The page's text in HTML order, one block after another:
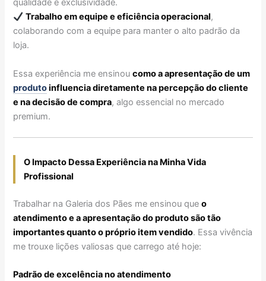
qualidade e exclusividade.
Trabalho em equipe e eficiência operacional,
colaborando com a equipe para manter o alto padrão da
loja.
Essa experiência me ensinoucomo a apresentação de um
produtoinfluencia diretamente na percepção do cliente
e na decisão de compra, algo essencial no mercado
premium.
O Impacto Dessa Experiência na Minha Vida
Profissional
Trabalhar na Galeria dos Pães me ensinou queo
atendimento e a apresentação do produto são tão
importantes quanto o próprio item vendido. Essa vivência
me trouxe lições valiosas que carrego até hoje:
Padrão de excelência no atendimento